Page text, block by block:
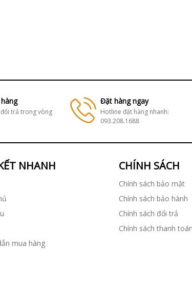
trả trong vòng
Đặt hàng ngay
Hotline đặt hàng nhanh:
093.208.1688
NHANH
mua hàng
CHÍNH SÁCH
Chính sách bảo mật
Chính sách bảo hành
Chính sách đổi trả
Chính sách thanh toán